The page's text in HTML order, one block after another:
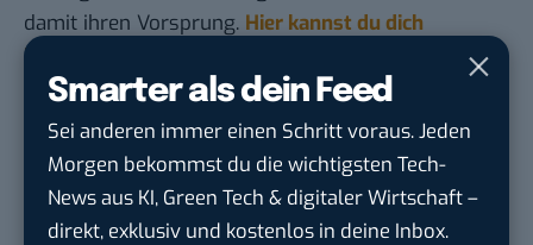
Smarter als dein Feed
Sei anderen immer einen Schritt voraus. Jeden
Morgen bekommst du die wichtigsten Tech-
News aus KI, Green Tech & digitaler Wirtschaft –
direkt, exklusiv und kostenlos in deine Inbox.
damit ihren Vorsprung. Hier kannst du dich
kostenlos anmelden.
STELLENANZEIGEN
Social Media Content Creator (m/w/d)
moveUP Media GmbH in Düsseldorf